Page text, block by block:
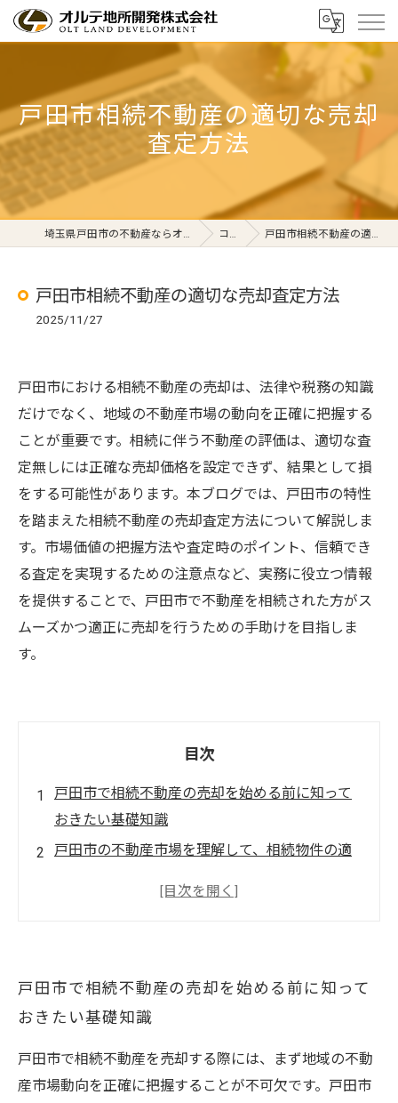
戸田市相続不動産の適切な売却
査定方法
埼玉県戸田市の不動産ならオルテ地所開発株式会社 コラム 戸田市相続不動産の適切な売却査定方法
戸田市相続不動産の適切な売却査定方法
2025/11/27
戸田市における相続不動産の売却は、法律や税務の知識
だけでなく、地域の不動産市場の動向を正確に把握する
ことが重要です。相続に伴う不動産の評価は、適切な査
定無しには正確な売却価格を設定できず、結果として損
をする可能性があります。本ブログでは、戸田市の特性
を踏まえた相続不動産の売却査定方法について解説しま
す。市場価値の把握方法や査定時のポイント、信頼でき
る査定を実現するための注意点など、実務に役立つ情報
を提供することで、戸田市で不動産を相続された方がス
ムーズかつ適正に売却を行うための手助けを目指しま
す。
目次
戸田市で相続不動産の売却を始める前に知って
おきたい基礎知識
戸田市の不動産市場を理解して、相続物件の適
注意点を解説
戸田市で相続不動産をスムーズに売却するため
の最終チェックリスト
戸田市の相続不動産売却で失敗しないための5つ
戸田市で相続不動産の売却を始める前に知って
おきたい基礎知識
戸田市で相続不動産を売却する際には、まず地域の不動
産市場動向を正確に把握することが不可欠です。戸田市